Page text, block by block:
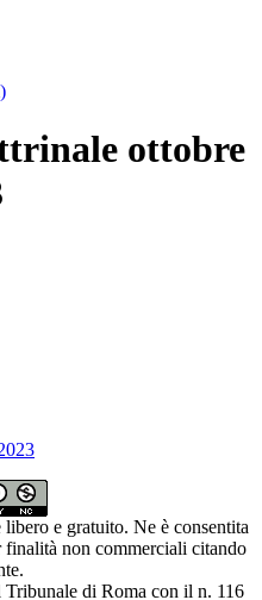
ottobre
e gratuito. Ne è consentita
non commerciali citando
di Roma con il n. 116